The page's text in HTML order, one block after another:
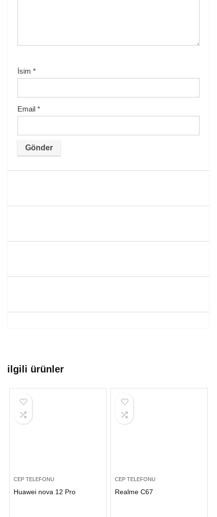
İsim *
Email *
ilgili ürünler
CEP TELEFONU
Huawei nova 12 Pro
CEP TELEFONU
Realme C67